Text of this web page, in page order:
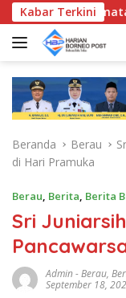
a
Kabar Terkini
Kecamatan
Beranda Berau
di Hari Pramuka
Berau, Berita, Berita
Sri
Admin-Berau,
September 18,